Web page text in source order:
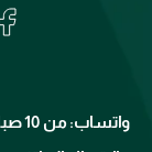
الإرجاع
خدمات المعارض
برنامج الولاء ميوز
واتساب: من 10 صباحًا إلى 2 بعد منتصف الليل (من الإثنين إلى الأحد)